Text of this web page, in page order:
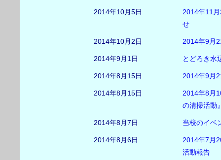
2014年10月5日
2014年11
せ
2014年10月2日 2014年9月
2014年9月1日 とどろき水
2014年8月15日 2014年9月
2014年8月15日
2014年8月
の清掃活動
2014年8月7日 当校のイベ
2014年8月6日
2014年7月
活動報告